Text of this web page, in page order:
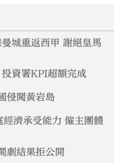
返西甲 謝絕皇馬
資署KPI超額完成
侵闖黃岩島
濟承受能力 僱主團體
劇結果拒公開